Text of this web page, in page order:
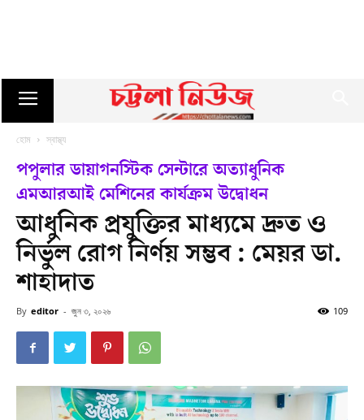
হোম স্বাস্থ্য
পপুলার ডায়াগনস্টিক সেন্টারে অত্যাধুনিক
এমআরআই মেশিনের কার্যক্রম উদ্বোধন
আধুনিক প্রযুক্তির মাধ্যমে দ্রুত ও
নির্ভুল রোগ নির্ণয় সম্ভব : মেয়র ডা.
শাহাদাত
By editor - জুন ৩, ২০২৬ 109